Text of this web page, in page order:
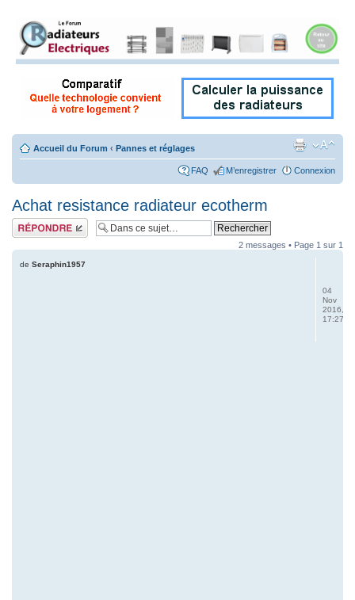
Accueil du Forum ‹ Pannes et réglages
FAQ M’enregistrer Connexion
Achat resistance radiateur ecotherm
Répondre
2 messages • Page 1 sur 1
de Seraphin1957
04
Nov
2016,
17:27